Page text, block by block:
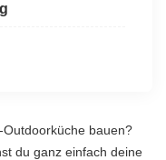
bauen?
du ganz einfach deine